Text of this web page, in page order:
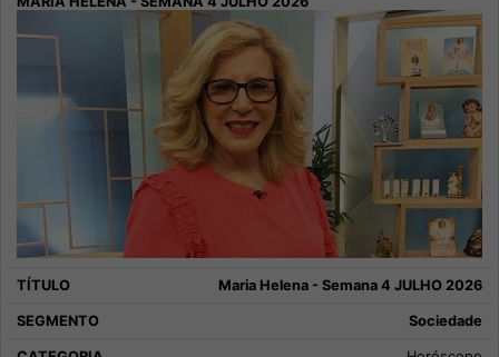
Maria Helena - Semana 4 JULHO 2026
Sociedade